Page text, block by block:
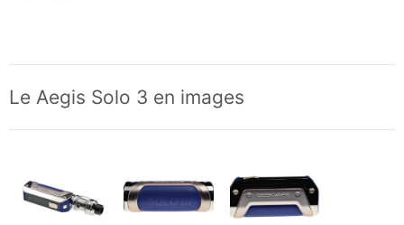
Le Aegis Solo 3 en images